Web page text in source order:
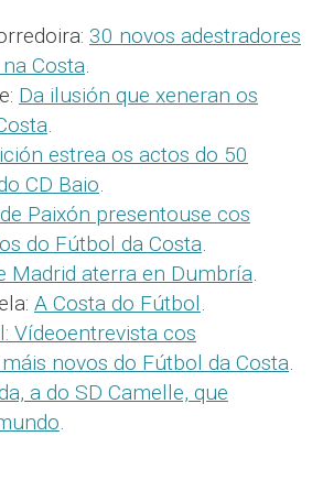
30 novos adestradores
Costa.
Da ilusión que xeneran os
.
estrea os actos do 50
CD Baio.
Paixón presentouse cos
do Fútbol da Costa.
Madrid aterra en Dumbría.
A Costa do Fútbol.
Vídeoentrevista cos
novos do Fútbol da Costa.
a do SD Camelle, que
.